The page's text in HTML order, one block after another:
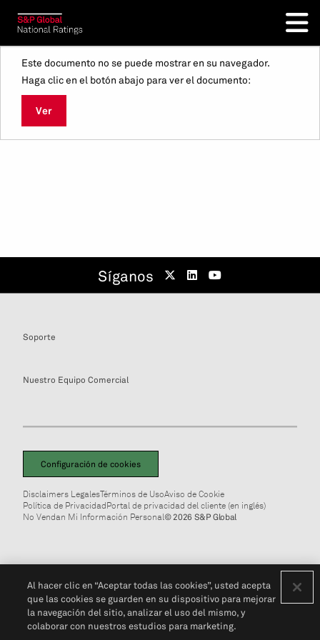
Este documento no se puede mostrar en su navegador.
Haga clic en el botón abajo para ver el documento:
Ver
Síganos
Soporte
Nuestro Equipo Comercial
Configuración de cookies
Disclaimers LegalesTérminos de UsoAviso de Cookie
Política de PrivacidadPortal de privacidad del cliente (en inglés)
No Vendan Mi Información Personal© 2026 S&P Global
Al hacer clic en “Aceptar todas las cookies”, usted acepta
que las cookies se guarden en su dispositivo para mejorar
la navegación del sitio, analizar el uso del mismo, y
colaborar con nuestros estudios para marketing.